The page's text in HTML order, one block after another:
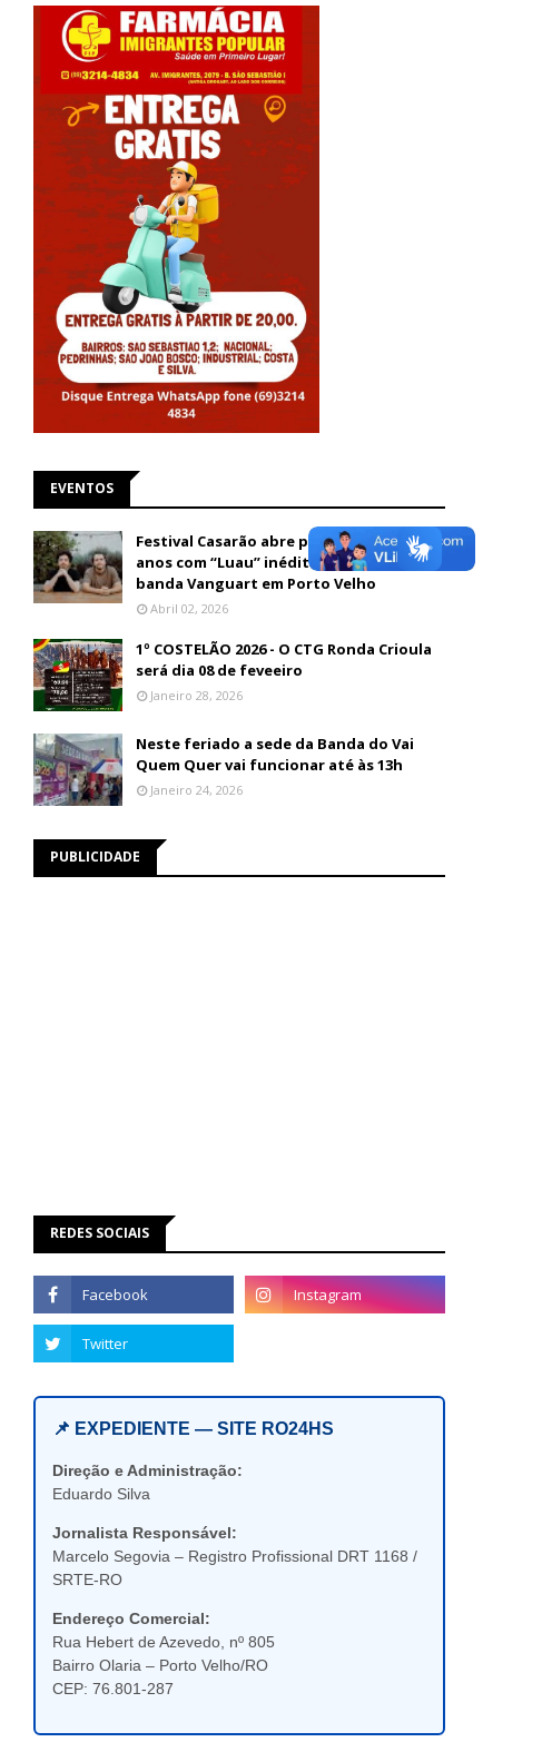
EVENTOS
Festival Casarão abre programação de 26
anos com “Luau” inédito e show da
banda Vanguart em Porto Velho
Abril 02, 2026
1º COSTELÃO 2026 - O CTG Ronda Crioula
será dia 08 de feveeiro
Janeiro 28, 2026
Neste feriado a sede da Banda do Vai
Quem Quer vai funcionar até às 13h
Janeiro 24, 2026
PUBLICIDADE
REDES SOCIAIS
📌 EXPEDIENTE — SITE RO24HS
Direção e Administração:
Eduardo Silva
Jornalista Responsável:
Marcelo Segovia – Registro Profissional DRT 1168 /
SRTE-RO
Endereço Comercial:
Rua Hebert de Azevedo, nº 805
Bairro Olaria – Porto Velho/RO
CEP: 76.801-287